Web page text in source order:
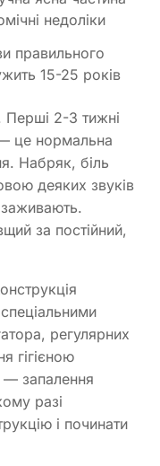
недоліки
правильного
15-25 років
2-3 тижні
це нормальна
Набряк, біль
деяких звуків
за постійний,
регулярних
гігієною
— запалення
разі
і починати